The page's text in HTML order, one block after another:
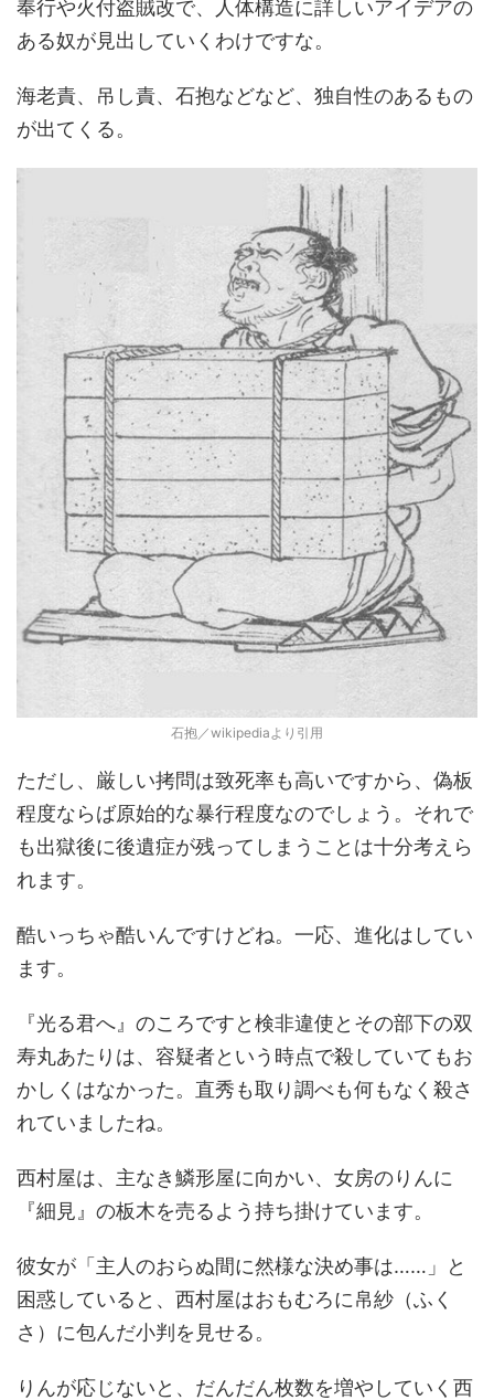
奉行や火付盗賊改で、人体構造に詳しいアイデアの
ある奴が見出していくわけですな。
海老責、吊し責、石抱などなど、独自性のあるもの
が出てくる。
石抱／wikipediaより引用
ただし、厳しい拷問は致死率も高いですから、偽板
程度ならば原始的な暴行程度なのでしょう。それで
も出獄後に後遺症が残ってしまうことは十分考えら
れます。
酷いっちゃ酷いんですけどね。一応、進化はしてい
ます。
『光る君へ』のころですと検非違使とその部下の双
寿丸あたりは、容疑者という時点で殺していてもお
かしくはなかった。直秀も取り調べも何もなく殺さ
れていましたね。
西村屋は、主なき鱗形屋に向かい、女房のりんに
『細見』の板木を売るよう持ち掛けています。
彼女が「主人のおらぬ間に然様な決め事は……」と
困惑していると、西村屋はおもむろに帛紗（ふく
さ）に包んだ小判を見せる。
りんが応じないと、だんだん枚数を増やしていく西